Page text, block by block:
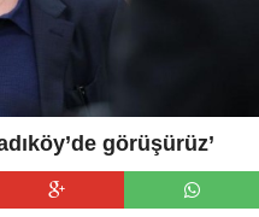
görüşürüz’